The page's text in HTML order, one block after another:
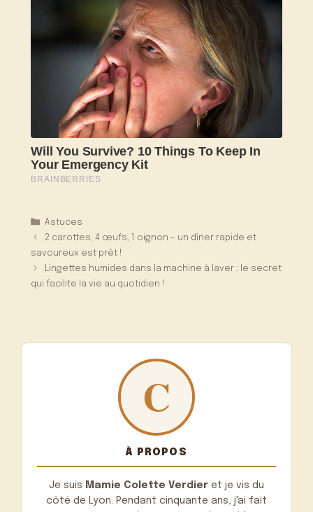
Catégories
Astuces
2 carottes, 4 œufs, 1 oignon – un dîner rapide et
savoureux est prêt !
Lingettes humides dans la machine à laver : le secret
qui facilite la vie au quotidien !
À PROPOS
Je suis Mamie Colette Verdier et je vis du
côté de Lyon. Pendant cinquante ans, j'ai fait